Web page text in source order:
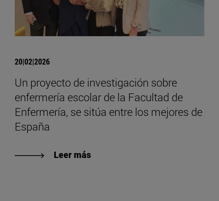
20|02|2026
Un proyecto de investigación sobre
enfermería escolar de la Facultad de
Enfermería, se sitúa entre los mejores de
España
Leer más